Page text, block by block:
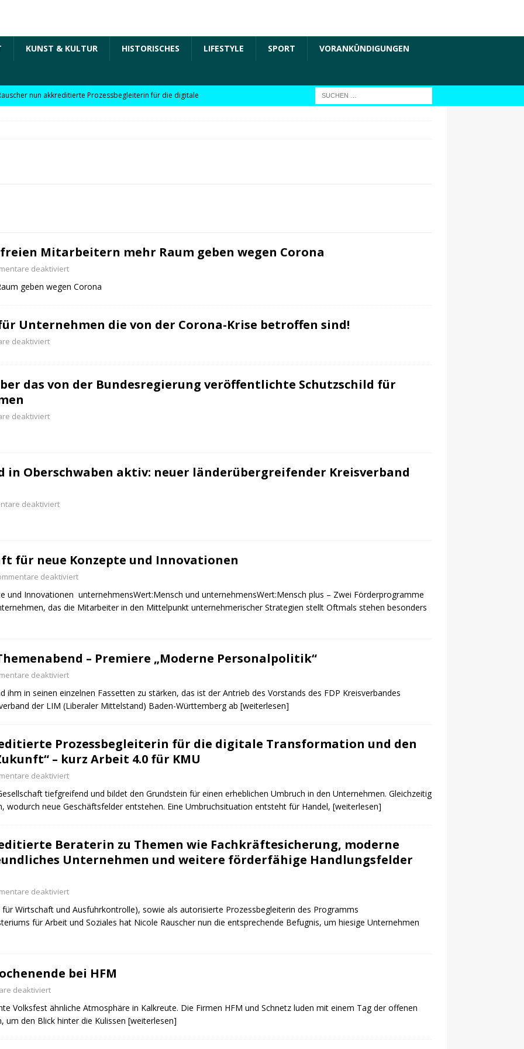
KUNST & KULTUR HISTORISCHES LIFESTYLE SPORT VORANKÜNDIGUNGEN
nun akkreditierte Prozessbegleiterin für die digitale
und freien Mitarbeitern mehr Raum geben wegen Corona
als Kraft für neue Konzepte und Innovationen
Mitarbeitern mehr Raum geben wegen Corona
deaktiviert
geben wegen Corona
Unternehmen die von der Corona-Krise betroffen sind!
deaktiviert
das von der Bundesregierung veröffentlichte Schutzschild für
deaktiviert
in Oberschwaben aktiv: neuer länderübergreifender Kreisverband
deaktiviert
für neue Konzepte und Innovationen
deaktiviert
und Innovationen unternehmensWert:Mensch und unternehmensWert:Mensch plus – Zwei Förderprogramme
das die Mitarbeiter in den Mittelpunkt unternehmerischer Strategien stellt Oftmals stehen besonders
– Premiere „Moderne Personalpolitik“
deaktiviert
ihm in seinen einzelnen Fassetten zu stärken, das ist der Antrieb des Vorstands des FDP Kreisverbandes
der LIM (Liberaler Mittelstand) Baden-Württemberg ab [weiterlesen]
Prozessbegleiterin für die digitale Transformation und den
– kurz Arbeit 4.0 für KMU
deaktiviert
tiefgreifend und bildet den Grundstein für einen erheblichen Umbruch in den Unternehmen. Gleichzeitig
wodurch neue Geschäftsfelder entstehen. Eine Umbruchsituation entsteht für Handel, [weiterlesen]
Beraterin zu Themen wie Fachkräftesicherung, moderne
Unternehmen und weitere förderfähige Handlungsfelder
deaktiviert
Wirtschaft und Ausfuhrkontrolle), sowie als autorisierte Prozessbegleiterin des Programms
für Arbeit und Soziales hat Nicole Rauscher nun die entsprechende Befugnis, um hiesige Unternehmen
bei HFM
deaktiviert
Volksfest ähnliche Atmosphäre in Kalkreute. Die Firmen HFM und Schnetz luden mit einem Tag der offenen
um den Blick hinter die Kulissen [weiterlesen]